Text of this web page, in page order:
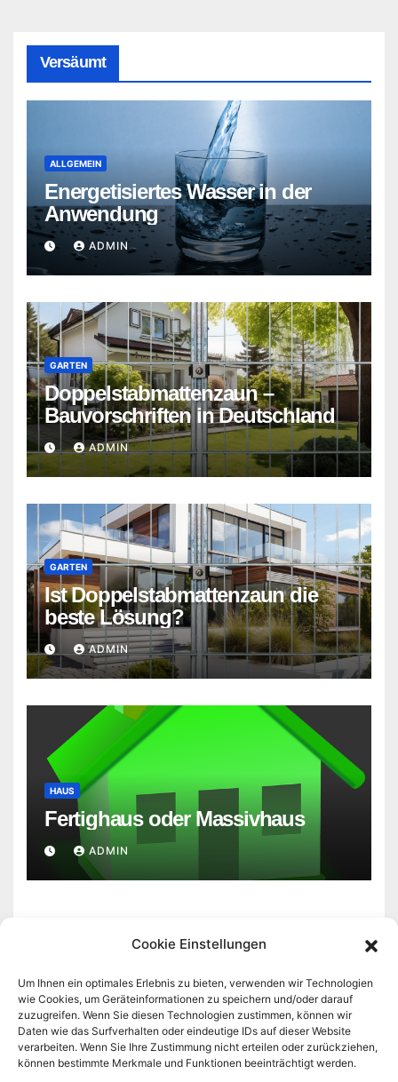
Cookie Einstellungen
Um Ihnen ein optimales Erlebnis zu bieten, verwenden wir Technologien
wie Cookies, um Geräteinformationen zu speichern und/oder darauf
zuzugreifen. Wenn Sie diesen Technologien zustimmen, können wir
Daten wie das Surfverhalten oder eindeutige IDs auf dieser Website
verarbeiten. Wenn Sie Ihre Zustimmung nicht erteilen oder zurückziehen,
können bestimmte Merkmale und Funktionen beeinträchtigt werden.
Versäumt
ALLGEMEIN
Energetisiertes Wasser in der
Anwendung
ADMIN
GARTEN
Doppelstabmattenzaun –
Bauvorschriften in Deutschland
ADMIN
GARTEN
Ist Doppelstabmattenzaun die
beste Lösung?
ADMIN
HAUS
Fertighaus oder Massivhaus
ADMIN
baubz.de
Infos zu Haus und Garten